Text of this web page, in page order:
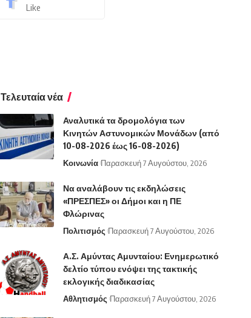
Like
Τελευταία νέα
Αναλυτικά τα δρομολόγια των
Κινητών Αστυνομικών Μονάδων (από
10-08-2026 έως 16-08-2026)
Κοινωνία Παρασκευή 7 Αυγούστου, 2026
Να αναλάβουν τις εκδηλώσεις
«ΠΡΕΣΠΕΣ» οι Δήμοι και η ΠΕ
Φλώρινας
Πολιτισμός Παρασκευή 7 Αυγούστου, 2026
Α.Σ. Αμύντας Αμυνταίου: Ενημερωτικό
δελτίο τύπου ενόψει της τακτικής
εκλογικής διαδικασίας
Αθλητισμός Παρασκευή 7 Αυγούστου, 2026